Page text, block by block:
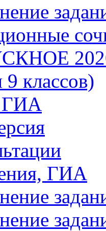
классов)
ГИА
ГИА